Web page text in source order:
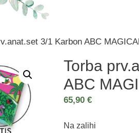
3/1 Karbon ABC
Torba
ABC
65,90€
Na zalihi